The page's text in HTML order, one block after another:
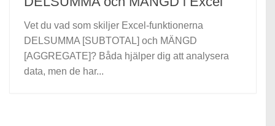
Vet du vad som skiljer Excel-funktionerna
DELSUMMA [SUBTOTAL] och MÄNGD
[AGGREGATE]? Båda hjälper dig att analysera
data, men de har...